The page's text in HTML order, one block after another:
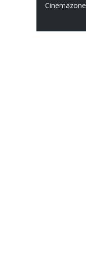
Cinemazone